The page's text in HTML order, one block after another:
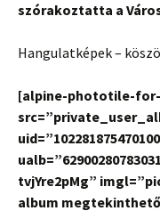
szórakoztatta a
Hangulatképek –
[alpine-phototile-
tvjYre2pMg”
album